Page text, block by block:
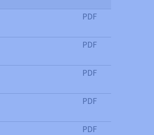
PDF
PDF
PDF
PDF
PDF